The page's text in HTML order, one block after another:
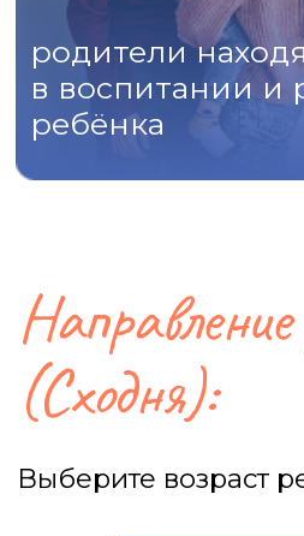
Диагностика/
консультации
нормотипичных детей